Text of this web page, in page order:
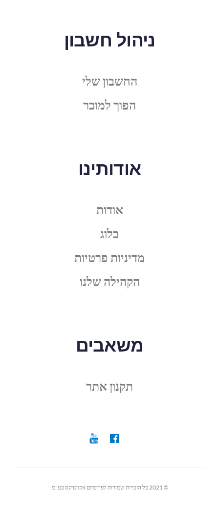
ניהול חשבון
החשבון שלי
הפוך למוכר
אודותינו
אודות
בלוג
מדיניות פרטיות
הקהילה שלנו
משאבים
תקנון אתר
© 2021 כל הזכויות שמורות לפרימיום אקווטיקס בע"מ.